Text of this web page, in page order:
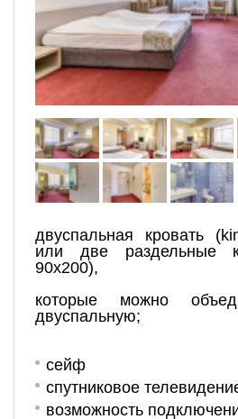
двуспальная кровать
или две раздельные
90х200),
которые можно
двуспальную;
сейф
спутниковое
возможность